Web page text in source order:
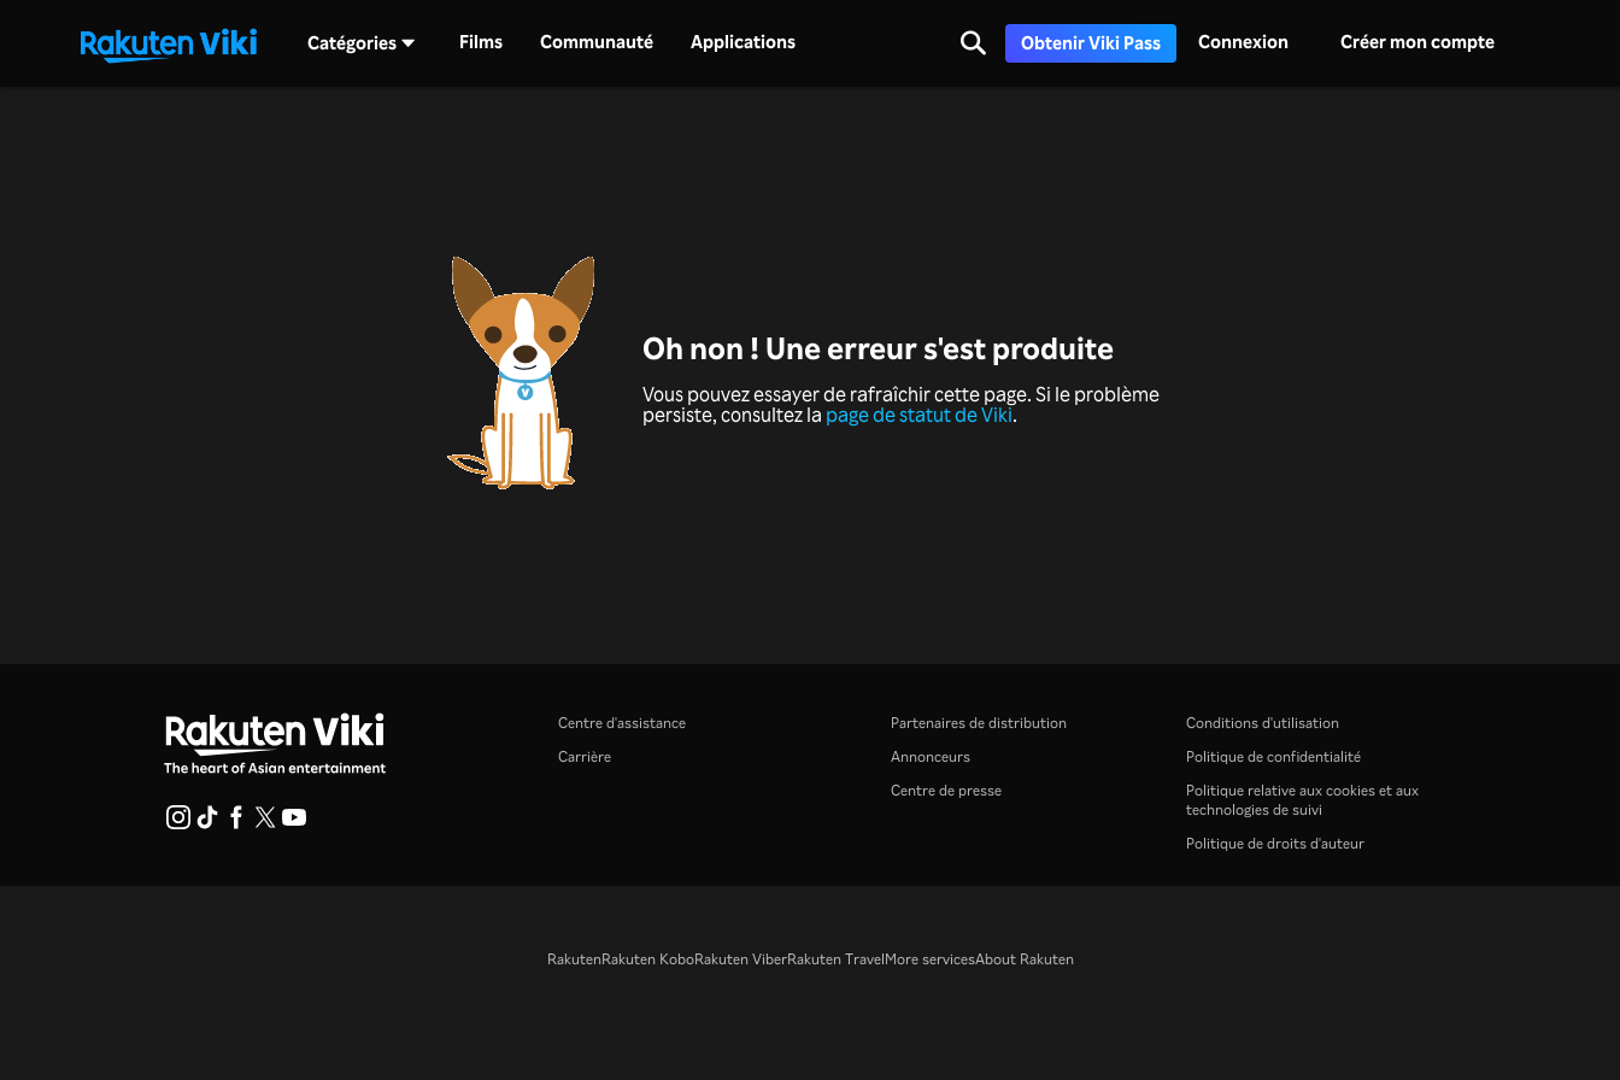
Catégories Films Communauté Applications Obtenir Viki Pass Connexion Créer mon compte
Oh non ! Une erreur s'est produite
Vous pouvez essayer de rafraîchir cette page. Si le problème
persiste, consultez la page de statut de Viki.
Centre d'assistance
Carrière
Partenaires de distribution
Annonceurs
Centre de presse
Conditions d'utilisation
Politique de confidentialité
Politique relative aux cookies et aux
technologies de suivi
Politique de droits d'auteur
RakutenRakuten KoboRakuten ViberRakuten TravelMore servicesAbout Rakuten